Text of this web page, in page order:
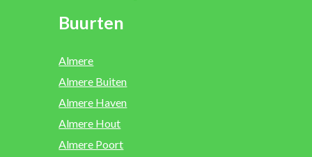
Buurten
Almere
Almere Buiten
Almere Haven
Almere Hout
Almere Poort